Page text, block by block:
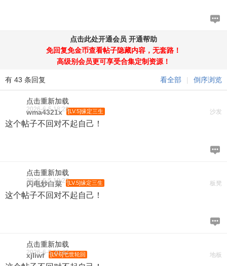
点击此处开通会员 开通帮助
免回复免金币查看帖子隐藏内容，无套路！
高级别会员更可享受合集定制资源！
看全部 | 倒序浏览
有 43 条回复
点击重新加载
沙发
wma4321x [LV.5]缘定三生
2026-6-5 18:28
这个帖子不回对不起自己！
点击重新加载
板凳
闪电炒白菜 [LV.5]缘定三生
2026-6-5 19:27
这个帖子不回对不起自己！
点击重新加载
地板
xjliwf [LV.6]七世轮回
2026-6-5 20:42